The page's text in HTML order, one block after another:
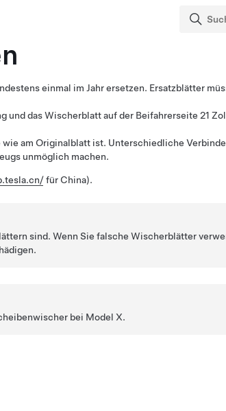
einmal im Jahr ersetzen. Ersatzblätter
und das Wischerblatt auf der Beifahrerseite 21
am Originalblatt ist. Unterschiedliche
unmöglich machen.
für China).
sind. Wenn Sie falsche Wischerblätter
bei Model X.